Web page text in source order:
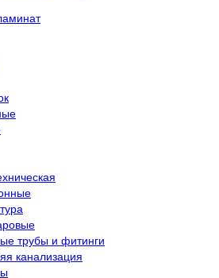
трубы и фитинги
канализация